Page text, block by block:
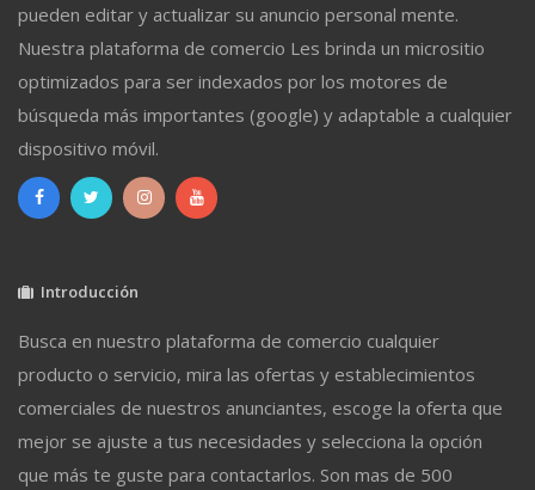
pueden editar y actualizar su anuncio personal mente.
Nuestra plataforma de comercio Les brinda un micrositio
optimizados para ser indexados por los motores de
búsqueda más importantes (google) y adaptable a cualquier
dispositivo móvil.
Introducción
Busca en nuestro plataforma de comercio cualquier
producto o servicio, mira las ofertas y establecimientos
comerciales de nuestros anunciantes, escoge la oferta que
mejor se ajuste a tus necesidades y selecciona la opción
que más te guste para contactarlos. Son mas de 500